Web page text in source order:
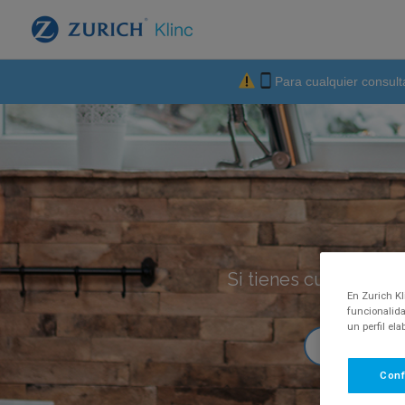
Para cualquier
Si tienes cualquier
En Zurich
un perfil